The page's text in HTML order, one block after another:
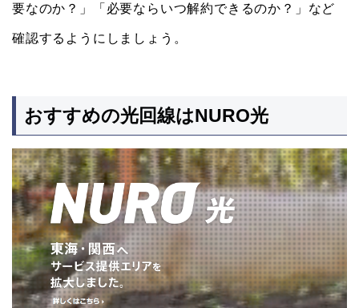
要なのか？」「必要ならいつ解約できるのか？」など
確認するようにしましょう。
おすすめの光回線はNURO光